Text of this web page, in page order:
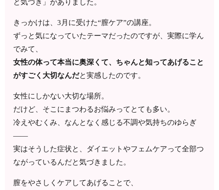
と気づき」がありました。
きっかけは、3月に受けた“膣ケア”の講座。
ずっと気になっていたテーマだったのですが、実際に学ん
でみて、
女性の体って本当に奥深くて、ちゃんと知ってあげること
がすごく大切なんだと実感したのです。
女性にしかない大切な場所。
だけど、そこにまつわるお悩みってとても多い。
冷えやむくみ、なんとなく感じる不調や気持ちのゆらぎ
——
実はそうした症状と、ダイエットやフェムケアって全部つ
ながっているんだと気づきました。
膣をやさしくケアしてあげることで、